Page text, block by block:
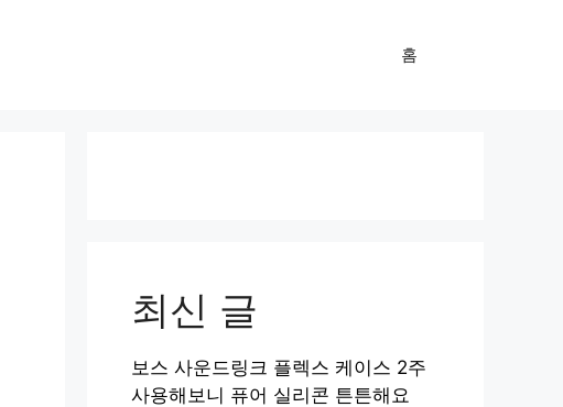
홈
최신 글
보스 사운드링크 플렉스 케이스 2주
사용해보니 퓨어 실리콘 튼튼해요